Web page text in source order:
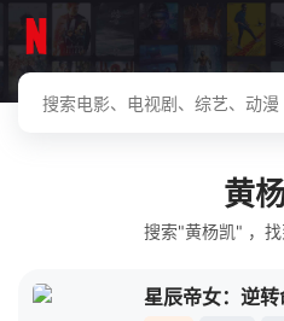
我的观
黄
搜索"黄杨凯" ，找
星辰帝女：逆